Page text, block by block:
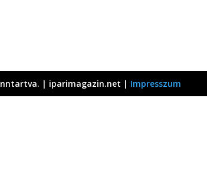
| iparimagazin.net | Impresszum